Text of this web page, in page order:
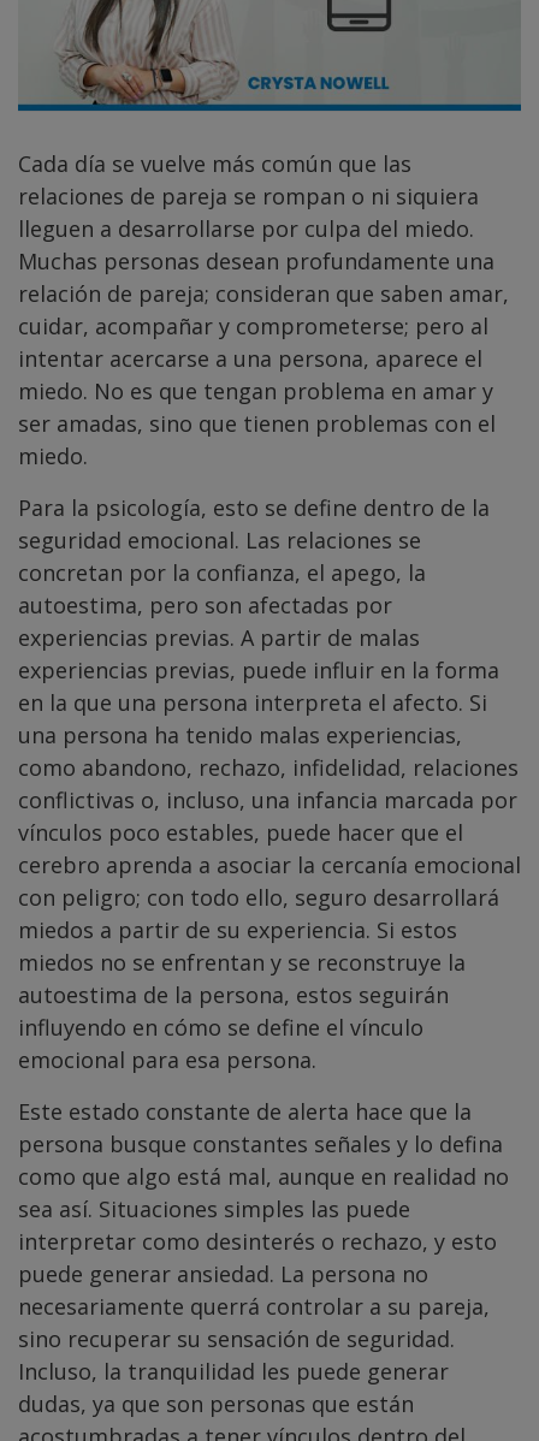
Cada día se vuelve más común que las
relaciones de pareja se rompan o ni siquiera
lleguen a desarrollarse por culpa del miedo.
Muchas personas desean profundamente una
relación de pareja; consideran que saben amar,
cuidar, acompañar y comprometerse; pero al
intentar acercarse a una persona, aparece el
miedo. No es que tengan problema en amar y
ser amadas, sino que tienen problemas con el
miedo.
Para la psicología, esto se define dentro de la
seguridad emocional. Las relaciones se
concretan por la confianza, el apego, la
autoestima, pero son afectadas por
experiencias previas. A partir de malas
experiencias previas, puede influir en la forma
en la que una persona interpreta el afecto. Si
una persona ha tenido malas experiencias,
como abandono, rechazo, infidelidad, relaciones
conflictivas o, incluso, una infancia marcada por
vínculos poco estables, puede hacer que el
cerebro aprenda a asociar la cercanía emocional
con peligro; con todo ello, seguro desarrollará
miedos a partir de su experiencia. Si estos
miedos no se enfrentan y se reconstruye la
autoestima de la persona, estos seguirán
influyendo en cómo se define el vínculo
emocional para esa persona.
Este estado constante de alerta hace que la
persona busque constantes señales y lo defina
como que algo está mal, aunque en realidad no
sea así. Situaciones simples las puede
interpretar como desinterés o rechazo, y esto
puede generar ansiedad. La persona no
necesariamente querrá controlar a su pareja,
sino recuperar su sensación de seguridad.
Incluso, la tranquilidad les puede generar
dudas, ya que son personas que están